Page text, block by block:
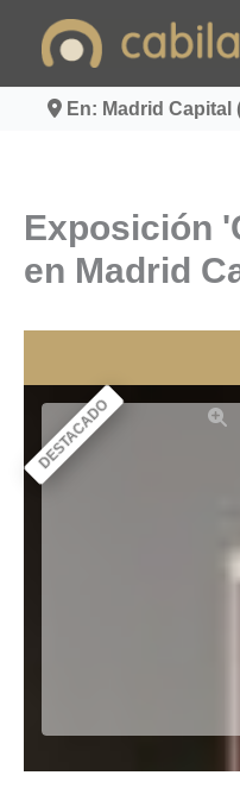
En: Madrid Capital
Exposición
en Madrid
DESTACADO